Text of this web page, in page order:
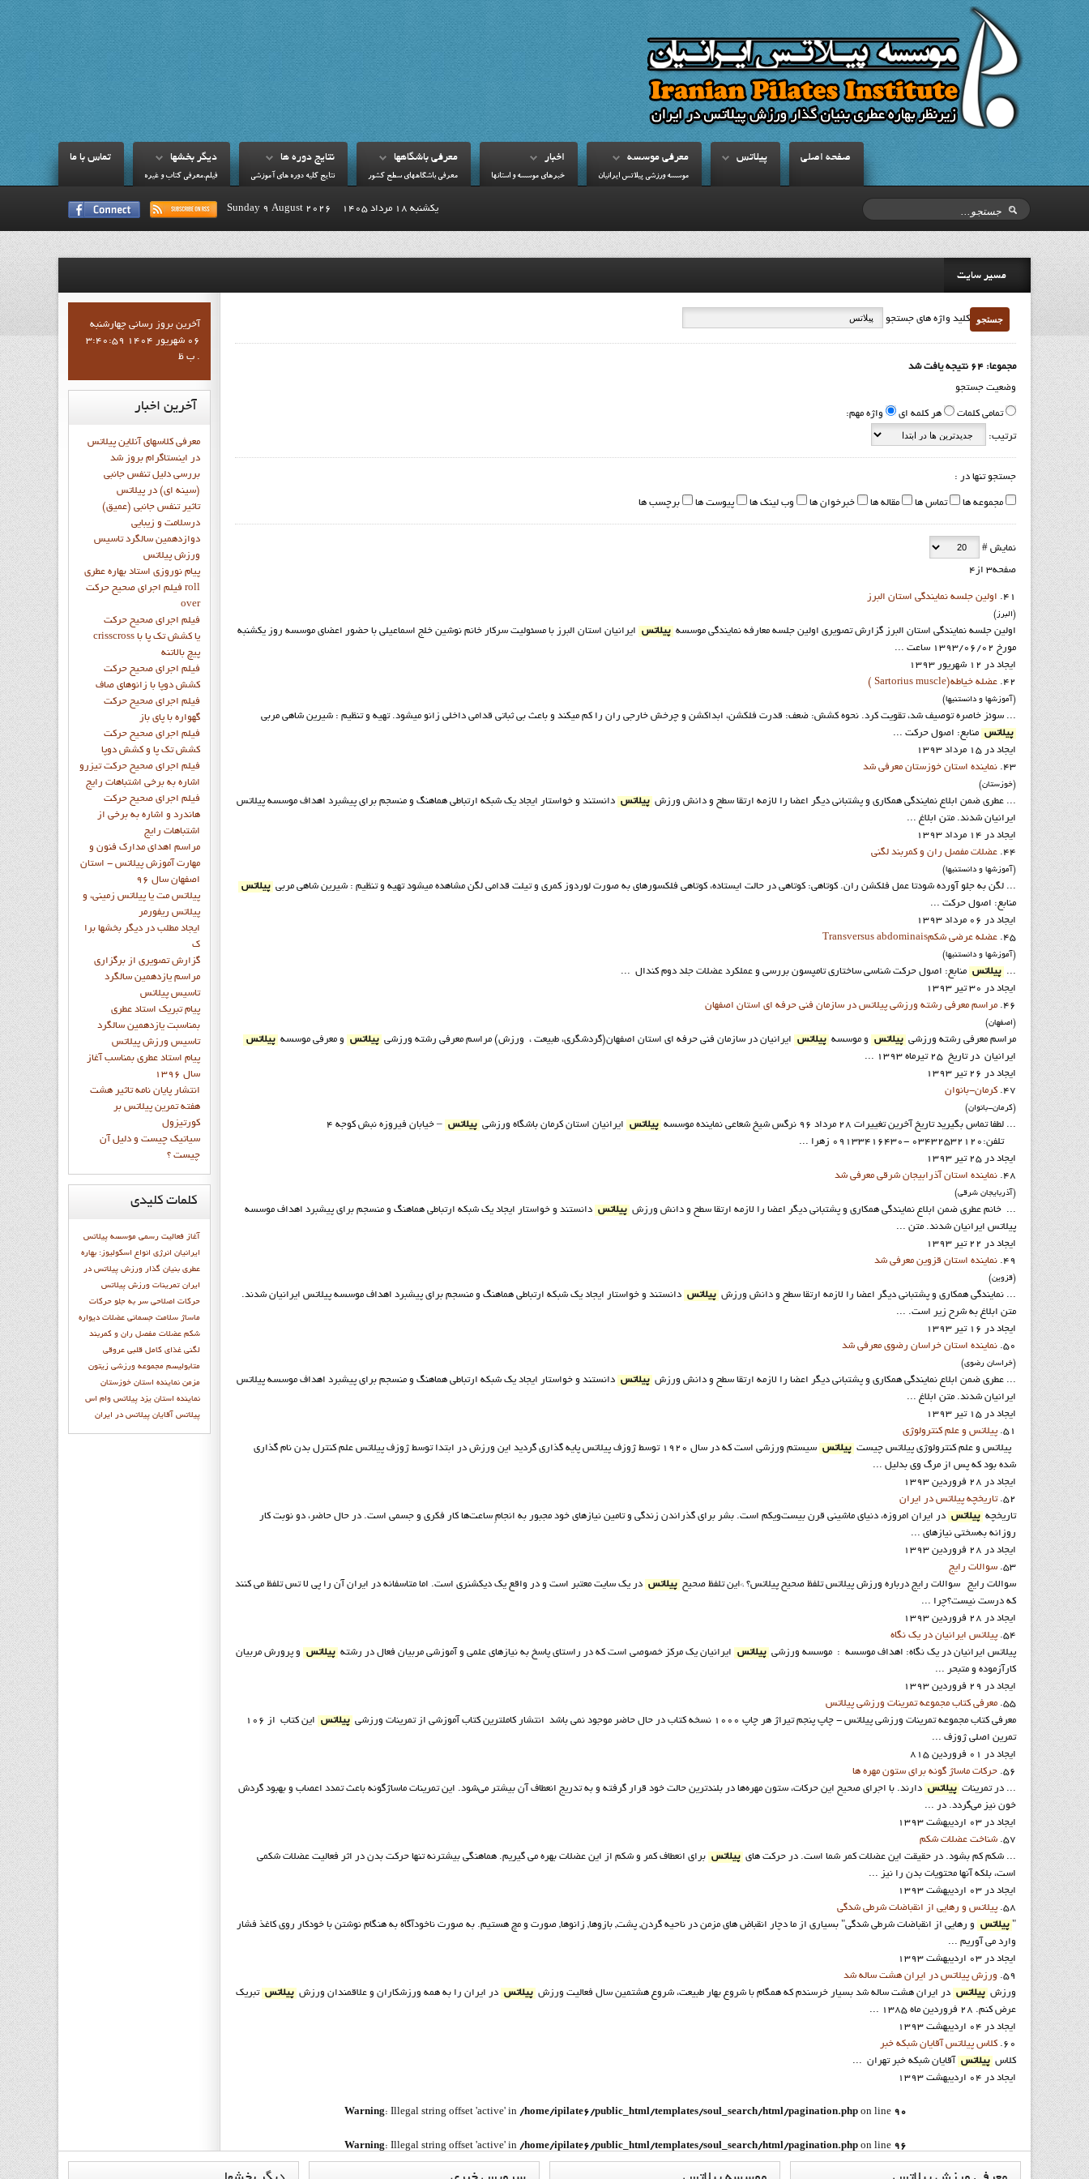
صفحه اصلي پيلاتس معرفي موسسه
موسسه ورزشي پيلاتس ايرانيان
اخبار
خبرهاي موسسه و استانها
معرفي باشگاهها
معرفي باشگاههاي سطح کشور
نتايج دوره ها
نتايج کليه دوره هاي آموزشي
ديگر بخشها
فيلم،معرفي کتاب و غيره
تماس با ما
يكشنبه 18 مرداد 1405 Sunday 9 August 2026
مسیر سایت
کلید واژه های جستجو جستجو
مجموعا: 64 نتیجه یافت شد
وضعیت جستجو
تمامی کلمات هر کلمه ای واژه مهم:
ترتیب:
جستجو تنها در :
مجموعه ها تماس ها مقاله ها خبرخوان ها وب لینک ها پیوست ها برچسب ها
نمایش #
صفحه3 از4
41.
اولين جلسه نمايندگي استان البرز
(البرز)
اولين جلسه نمايندگي استان البرز گزارش تصويري اولین جلسه معارفه نمایندگی موسسه پیلاتس
ایرانیان استان البرز با مسئوليت سرکار خانم نوشين خلج اسماعيلي با حضور اعضاي موسسه روز یکشنبه
مورخ 1393/06/02 ساعت ...
ایجاد در 12 شهریور 1393
42.
عضله خیاطه(Sartorius muscle )
(آموزشها و دانستنيها)
... سوئز خاصره توصیف شد، تقویت کرد. نحوه کشش: ضعف: قدرت فلکشن، ابداکشن و چرخش خارجی ران را کم میکند و باعث بی ثباتی قدامی داخلی زانو میشود. تهیه و تنظیم : شیرین شاهی مربی
پیلاتس منابع: اصول حرکت ...
ایجاد در 15 مرداد 1393
43.
نماينده استان خوزستان معرفي شد
(خوزستان)
... عطری ضمن ابلاع نمایندگی همکاری و پشتبانی دیگر اعضا را لازمه ارتقا سطح و دانش ورزش پیلاتس دانستند و خواستار ایجاد یک شبکه ارتباطی هماهنگ و منسجم برای پیشبرد اهداف موسسه پيلاتس
ایرانیان شدند. متن ابلاغ ...
ایجاد در 14 مرداد 1393
44.
عضلات مفصل ران و کمربند لگنی
(آموزشها و دانستنيها)
... لگن به جلو آورده شودتا عمل فلکشن ران. کوتاهی: کوتاهی در حالت ایستاده، کوتاهی فلکسورهای به صورت لوردوز کمری و تیلت قدامی لگن مشاهده میشود تهیه و تنظیم : شیرین شاهی مربی پیلاتس
منابع: اصول حرکت ...
ایجاد در 06 مرداد 1393
45.
عضله عرضی شکمTransversus abdominais
(آموزشها و دانستنيها)
...
پیلاتس منابع: اصول حرکت شناسی ساختاری تامپسون بررسی و عملکرد عضلات جلد دوم کندال ...
ایجاد در 30 تیر 1393
46.
مراسم معرفی رشته ورزشی پیلاتس در سازمان فنی حرفه ای استان اصفهان
(اصفهان)
مراسم معرفی رشته ورزشی پیلاتس و موسسه پیلاتس ایرانیان در سازمان فنی حرفه ای استان اصفهان(گردشگری، طبیعت ، ورزش) مراسم معرفی رشته ورزشی پیلاتس و معرفي موسسه پیلاتس
ایرانیان در تاریخ 25 تیرماه 1393 ...
ایجاد در 26 تیر 1393
47.
کرمان-بانوان
(کرمان-بانوان)
... لطفا تماس بگیرید تاريخ آخرين تغييرات 28 مرداد 96 نرگس شیخ شعاعی نماینده موسسه
پیلاتس ایرانیان استان کرمان باشگاه ورزشی پیلاتس
تلفن:03432532120 -09133416430 زهرا ...
ایجاد در 25 تیر 1393
48.
نماينده استان آذرابيجان شرقي معرفي شد
(آذربايجان شرقي)
... خانم عطری ضمن ابلاع نمایندگی همکاری و پشتبانی دیگر اعضا را لازمه ارتقا سطح و دانش ورزش پیلاتس دانستند و خواستار ایجاد یک شبکه ارتباطی هماهنگ و منسجم برای پیشبرد اهداف موسسه
پيلاتس ایرانیان شدند. متن ...
ایجاد در 22 تیر 1393
49.
نماينده استان قزوين معرفي شد
(قزوين)
... نمایندگی همکاری و پشتبانی دیگر اعضا را لازمه ارتقا سطح و دانش ورزش پیلاتس دانستند و خواستار ایجاد یک شبکه ارتباطی هماهنگ و منسجم برای پیشبرد اهداف موسسه پيلاتس ایرانیان شدند.
متن ابلاغ به شرح زیر است. ...
ایجاد در 16 تیر 1393
50. نماينده استان خراسان رضوي معرفي شد
(خراسان رضوي)
... عطری ضمن ابلاع نمایندگی همکاری و پشتبانی دیگر اعضا را لازمه ارتقا سطح و دانش ورزش پیلاتس دانستند و خواستار ایجاد یک شبکه ارتباطی هماهنگ و منسجم برای پیشبرد اهداف موسسه پيلاتس
ایرانیان شدند. متن ابلاغ ...
ایجاد در 15 تیر 1393
51. پيلاتس و علم کنترولوژي
پيلاتس و علم کنترولوژی پيلاتس چيست پیلاتس
ﺳﯿﺴﺘﻢ ورزﺷﯽ اﺳﺖ ﮐﻪ در ﺳﺎل ١٩٢٠ ﺗﻮﺳﻂ ژوزف ﭘﯿﻼﺗﺲ ﭘﺎﯾﻪ ﮔﺬاری ﮔﺮدﯾﺪ اﯾﻦ ورزش در اﺑﺘﺪا ﺗﻮﺳﻂ ژوزف ﭘﯿﻼﺗﺲ ﻋﻠﻢ ﮐﻨﺘﺮل ﺑﺪن ﻧﺎم ﮔﺬاری
ﺷﺪه ﺑﻮد ﮐﻪ ﭘﺲ از ﻣﺮگ وی ﺑﺪﻟﯿﻞ ...
ایجاد در 28 فروردين 1393
52. تاريخچه پيلاتس در ايران
تاریخچه پیلاتس در ایران امروزه، دنياي ماشيني قرن بيست‌ويكم است. بشر براي گذراندن زندگي و تامين نيازهاي خود مجبور به انجامِ ساعت‌ها كار فكري و جسمي است. در حال حاضر، دو نوبت كار
روزانه به‌سختي نیازهای ...
ایجاد در 28 فروردين 1393
53. سوالات رايج
سوالات رايج سوالات رايج درباره ورزش پيلاتس تلفظ صحيح پيلاتس؟ *این تلفظ صحیح پیلاتس در یک سایت معتبر است و در واقع یک دیکشنری است. اما متاسفانه در ایران آن را پی لا تس تلفظ می کنند
که درست نیست؟چرا ...
ایجاد در 28 فروردين 1393
54. پيلاتس ايرانيان در يک نگاه
پيلاتس ايرانيان در يک نگاه: اهداف موسسه : موسسه ورزشی پیلاتس ایرانیان یک مرکز خصوصی است که در راستای پاسخ به نیازهای علمی و آموزشی مربیان فعال در رشته پیلاتس
و پرورش مربیان
کارآزموده و متبحر ...
ایجاد در 29 فروردين 1393
55. معرفي کتاب مجموعه تمرينات ورزشي پيلاتس
معرفي كتاب مجموعه تمرينات ورزشي پيلاتس - چاپ پنجم تيراژ هر چاپ 1000 نسخه کتاب در حال حاضر موجود نمی باشد انتشار کاملترین کتاب آموزشی از تمرینات ورزشی
پیلاتس
این کتاب از 106
تمرین اصلی ژوزف ...
ایجاد در 01 فروردين 815
56. حرکات ماساژ گونه براي ستون مهره ها
... در تمرینات پیلاتس دارند. با اجرای صحیح این حرکات، ستون مهره‌ها در بلندترین حالت خود قرار گرفته و به تدریج انعطاف آن بیشتر می‌شود. این تمرینات ماساژگونه باعث تمدد اعصاب و بهبود گردش
خون نیز می‌گردد. در ...
ایجاد در 03 ارديبهشت 1393
57. شناخت عضلات شکم
... شکم کم بشود. در حقیقت این عضلات کمر شما است. در حرکت های پیلاتس برای انعطاف کمر و شکم از این عضلات بهره می گیریم. هماهنگی بیشترنه تنها حرکت بدن در اثر فعالیت عضلات شکمی
است، بلکه آنها محتویات بدن را نیز ...
ایجاد در 03 ارديبهشت 1393
58. پیلاتس و رهایی از انقباضات شرطی شدگی
" پیلاتس
و رهایی از انقباضات شرطی شدگی" بسیاری از ما دچار انقباض های مزمن در ناحیه گردن, پشت, بازوها, زانوها, صورت و مچ هستیم. به صورت ناخودآگاه به هنگام نوشتن با خودکار روی کاغذ فشار
وارد می آوریم ...
ایجاد در 03 ارديبهشت 1393
59.
ورزش پيلاتس در ایران هشت ساله شد
ورزش پیلاتس در ایران هشت ساله شد بسیار خرسندم که همگام با شروع بهار طبیعت، شروع هشتمین سال فعالیت ورزش پیلاتس در ایران را به همه ورزشکاران و علاقمندان ورزش پیلاتس تبریک
عرض کنم. 28 فروردین ماه 1385 ...
ایجاد در 04 ارديبهشت 1393
60.
کلاس پيلاتس آقايان شبکه خبر
کلاس پیلاتس
آقایان شبکه خبر تهران ...
ایجاد در 04 ارديبهشت 1393
Warning: Illegal string offset 'active' in /home/ipilate6/public_html/templates/soul_search/html/pagination.php on line 90
Warning: Illegal string offset 'active' in /home/ipilate6/public_html/templates/soul_search/html/pagination.php on line 96
آخرين بروز رساني چهارشنبه
06 شهریور 1404 3:40:59
ب ظ .
آخرین اخبار
معرفی کلاسهای آنلاین پیلاتس
در اینستاگرام بروز شد
بررسی دلیل تنفس جانبی
(سینه ای) در پیلاتس
تاثیر تنفس جانبی (عمیق)
درسلامت و زیبایی
دوازدهمين سالگرد تاسيس
ورزش پيلاتس
پيام نوروزي استاد بهاره عطري
فيلم اجراي صحيح حرکت roll
over
فيلم اجراي صحيح حركت
crisscross يا كشش تك پا با
پيچ بالاتنه
فيلم اجراي صحيح حرکت
كشش دوپا با زانوهاي صاف
فيلم اجراي صحيح حرکت
گهواره با پاي باز
فيلم اجراي صحيح حرکت
کشش تک پا و کشش دوپا
فيلم اجراي صحيح حرکت تيزرو
اشاره به برخي اشتباهات رايج
فيلم اجراي صحيح حرکت
هاندرد و اشاره به برخي از
اشتباهات رايج
مراسم اهدای مدارک فنون و
مهارت آموزش پیلاتس - استان
اصفهان سال 96
پیلاتس مت یا پیلاتس زمینی، و
پیلاتس ریفورمر
ايجاد مطلب در ديگر بخشها برا
ک
گزارش تصويري از برگزاري
مراسم يازدهمين سالگرد
تاسيس پيلاتس
پيام تبريک استاد عطري
بمناسبت يازدهمين سالگرد
تاسيس ورزش پيلاتس
پيام استاد عطري بمناسب آغاز
سال 1396
انتشار پايان نامه تاثیر هشت
هفته تمرین پیلاتس بر
کورتیزول
سیاتیک چیست و دلیل آن
چیست ؟
کلمات کلیدی
آغاز فعاليت رسمي موسسه پيلاتس
ايرانيان انرژی انواع اسکولیوز: بهاره
عطري بنيان گذار ورزش پيلاتس در
ايران تمرينات ورزش پيلاتس
حرکات اصلاحی سر به جلو حرکات
ماساژ سلامت جسمانی عضلات دیواره
شکم عضلات مفصل ران و کمربند
لگنی غذای کامل قلبی عروقی
متابوليسم مجموعه ورزشی زیتون
مزمن نماينده استان خوزستان
نماينده استان يزد پيلاتس وام اس
پیلاتس آقایان پیلاتس در ایران